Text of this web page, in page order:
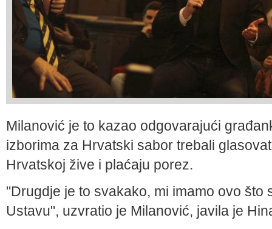
Milanović je to kazao odgovarajući
izborima za Hrvatski sabor trebali
Hrvatskoj žive i plaćaju porez.
"Drugdje je to svakako, mi imamo ovo što
Ustavu", uzvratio je Milanović, javila je